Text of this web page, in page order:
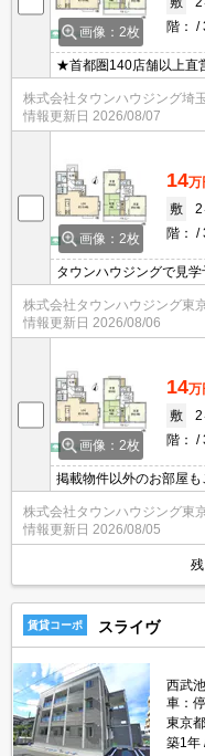
画像：2枚
階：
★首都圏140店舗以上直
沢店へ★
株式会社タウンハウジング埼
情報更新日 2026/08/07
画像：2枚
14万
敷
2
階：
タウンハウジングで見
きる設備仕様！駅前商
株式会社タウンハウジング東
情報更新日 2026/08/06
画像：2枚
14万
敷
2
階：
掲載物件以外のお部屋も
丁寧にご対応させてい
す！お気軽にお問い合
株式会社タウンハウジング東
情報更新日 2026/08/05
賃貸コーポ スライヴ
西武
車：
東京
築1年